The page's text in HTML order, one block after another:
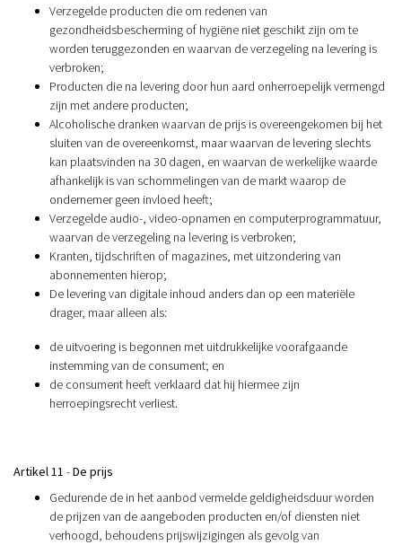
Verzegelde producten die om redenen van
gezondheidsbescherming of hygiëne niet geschikt zijn om te
worden teruggezonden en waarvan de verzegeling na levering is
verbroken;
Producten die na levering door hun aard onherroepelijk vermengd
zijn met andere producten;
Alcoholische dranken waarvan de prijs is overeengekomen bij het
sluiten van de overeenkomst, maar waarvan de levering slechts
kan plaatsvinden na 30 dagen, en waarvan de werkelijke waarde
afhankelijk is van schommelingen van de markt waarop de
ondernemer geen invloed heeft;
Verzegelde audio-, video-opnamen en computerprogrammatuur,
waarvan de verzegeling na levering is verbroken;
Kranten, tijdschriften of magazines, met uitzondering van
abonnementen hierop;
De levering van digitale inhoud anders dan op een materiële
drager, maar alleen als:
de uitvoering is begonnen met uitdrukkelijke voorafgaande
instemming van de consument; en
de consument heeft verklaard dat hij hiermee zijn
herroepingsrecht verliest.
Artikel 11 -De prijs
Gedurende de in het aanbod vermelde geldigheidsduur worden
de prijzen van de aangeboden producten en/of diensten niet
verhoogd, behoudens prijswijzigingen als gevolg van